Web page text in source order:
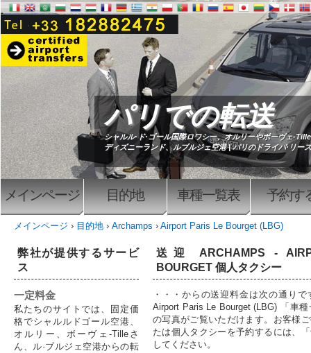
パリでの転送
シャルル·ド·ゴール国際ロワシー、オルリーやボーヴェ-
ディズニーランド、ルブルジェ空港 | パリのドライバ·リー
メインページ 目的地 車種一覧表 予約す
メインページ › 目的地 › Archamps › Airport Paris Le Bourget (LBG)
送迎 ARCHAMPS -
BOURGET 個人タクシー
・・・からの送迎料金は次の通り
Airport Paris Le Bourget (LBG) 「車
の写真がご覧いただけます。お客様
たは個人タクシーを予約するには、
してください。
弊社が提供するサービ
ス
一定料金
私たちのサイトでは、固定価
格でシャルルドゴール空港、
オルリー、ボーヴェ-Tilleさ
ん、ル·ブルジェ空港からの転